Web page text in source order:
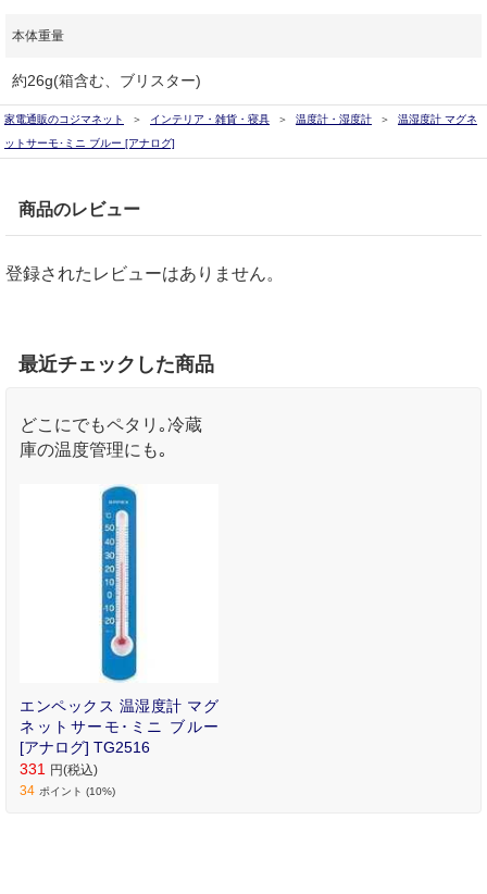
本体重量
約26g(箱含む、ブリスター)
家電通販のコジマネット インテリア・雑貨・寝具 温度計・湿度計
温湿度計 マグネ
ットサーモ･ミニ ブルー [アナログ]
商品のレビュー
登録されたレビューはありません。
最近チェックした商品
どこにでもペタリ｡冷蔵
庫の温度管理にも｡
エンペックス 温湿度計 マグ
ネットサーモ･ミニ ブルー
[アナログ] TG2516
331 円(税込)
34 ポイント (10%)